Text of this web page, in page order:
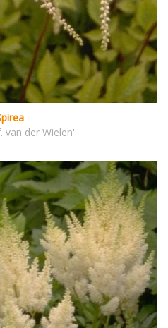
van der Wielen'